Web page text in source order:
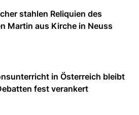
stahlen Reliquien des
Martin aus Kirche in Neuss
in Österreich bleibt
fest verankert